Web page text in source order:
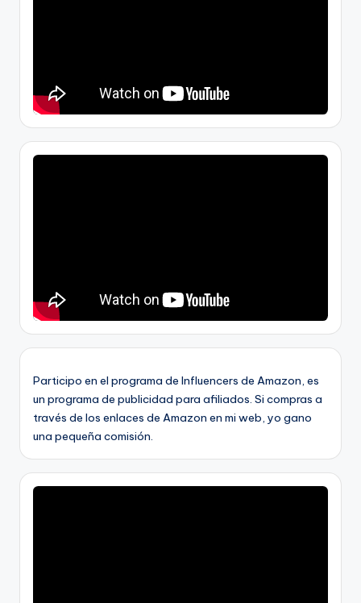
Participo en el programa de Influencers de Amazon, es
un programa de publicidad para afiliados. Si compras a
través de los enlaces de Amazon en mi web, yo gano
una pequeña comisión.